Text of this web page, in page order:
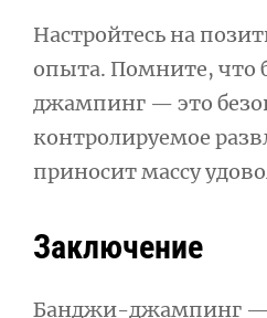
Настройтесь на
опыта. Помните, что
джампинг — это
контролируемое
приносит массу
Заключение
Банджи-джампинг —